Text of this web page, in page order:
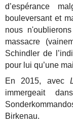
d’espérance
bouleversant et
nous
massacre
Schindler de
pour lui qu’une
En 2015, avec
immergeait
Birkenau.